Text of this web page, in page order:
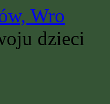
Wro
dzieci